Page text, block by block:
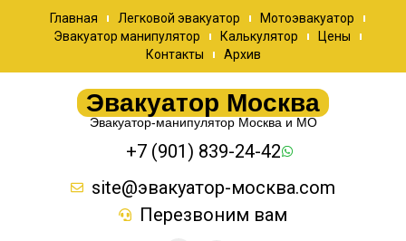
Главная Легковой эвакуатор
Мотоэвакуатор
Эвакуатор манипулятор
Калькулятор
Цены
Контакты
Архив
Эвакуатор Москва
Эвакуатор-манипулятор Москва и МО
+7 (901) 839-24-42
site@эвакуатор-москва.com
Перезвоним вам